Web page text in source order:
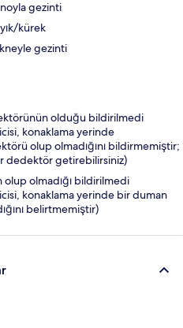
gezinti
kürek
gezinti
olduğu bildirilmedi
konaklama yerinde
olup olmadığını bildirmemiştir;
dedektör getirebilirsiniz)
olmadığı bildirilmedi
konaklama yerinde bir duman
belirtmemiştir)